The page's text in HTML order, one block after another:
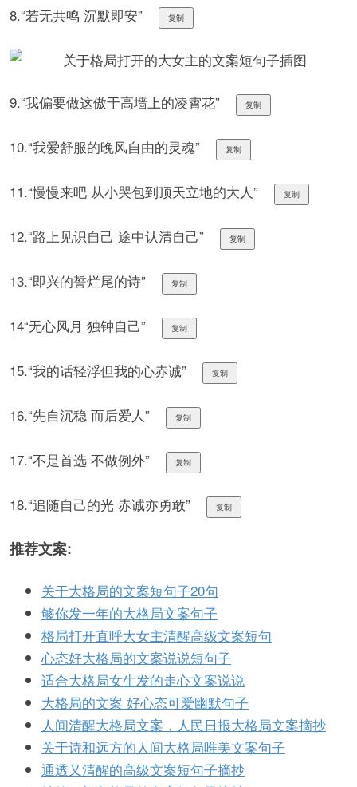
8.“若无共鸣 沉默即安” 复制
9.“我偏要做这傲于高墙上的凌霄花” 复制
10.“我爱舒服的晚风自由的灵魂” 复制
11.“慢慢来吧 从小哭包到顶天立地的大人” 复制
12.“路上见识自己 途中认清自己” 复制
13.“即兴的誓烂尾的诗” 复制
14“无心风月 独钟自己” 复制
15.“我的话轻浮但我的心赤诚” 复制
16.“先自沉稳 而后爱人” 复制
17.“不是首选 不做例外” 复制
18.“追随自己的光 赤诚亦勇敢” 复制
推荐文案:
关于大格局的文案短句子20句
够你发一年的大格局文案句子
格局打开直呼大女主清醒高级文案短句
心态好大格局的文案说说短句子
适合大格局女生发的走心文案说说
大格局的文案 好心态可爱幽默句子
人间清醒大格局文案，人民日报大格局文案摘抄
关于诗和远方的人间大格局唯美文案句子
通透又清醒的高级文案短句子摘抄